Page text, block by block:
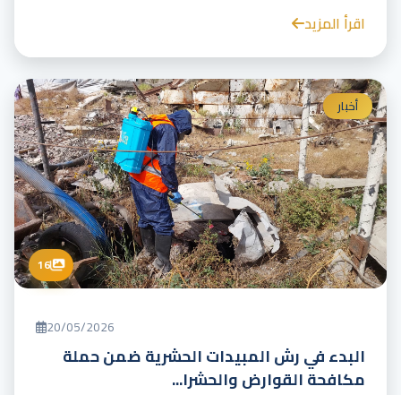
اقرأ المزيد
أخبار
16
20/05/2026
البدء في رش المبيدات الحشرية ضمن حملة
مكافحة القوارض والحشرا...